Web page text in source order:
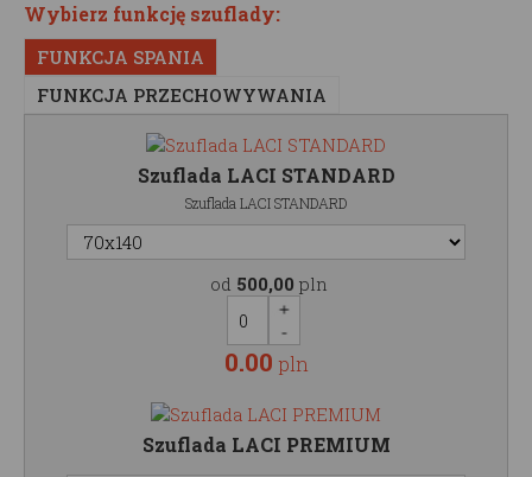
Wybierz funkcję szuflady:
FUNKCJA SPANIA
FUNKCJA PRZECHOWYWANIA
Szuflada LACI STANDARD
Szuflada LACI STANDARD
od 500,00 pln
0.00 pln
Szuflada LACI PREMIUM